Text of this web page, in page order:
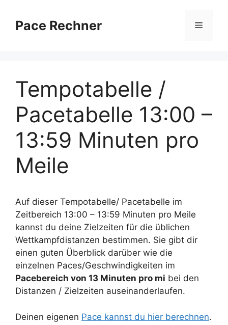
Inhalt
springen
Pace Rechner Menü
Tempotabelle /
Pacetabelle 13:00 –
13:59 Minuten pro
Meile
Auf dieser Tempotabelle/ Pacetabelle im
Zeitbereich 13:00 – 13:59 Minuten pro Meile
kannst du deine Zielzeiten für die üblichen
Wettkampfdistanzen bestimmen. Sie gibt dir
einen guten Überblick darüber wie die
einzelnen Paces/Geschwindigkeiten im
Pacebereich von 13 Minuten pro mi bei den
Distanzen / Zielzeiten auseinanderlaufen.
Deinen eigenen Pace kannst du hier berechnen.